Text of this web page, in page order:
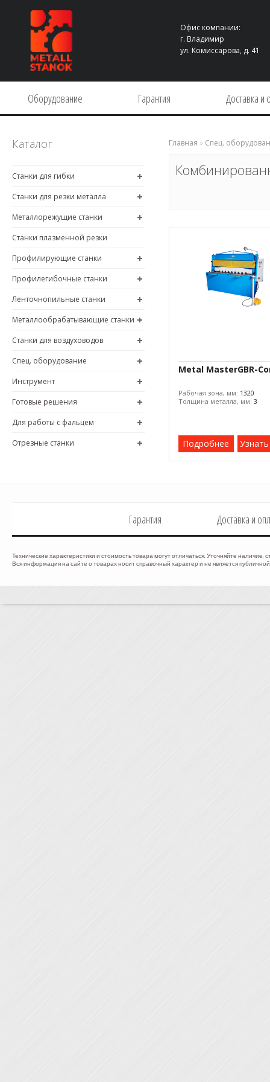
Офис компании:
г. Владимир
ул. Комиссарова, д. 41
Оборудование Гарантия Доставка и
Каталог
Станки для гибки
Станки для резки металла
Металлорежущие станки
Станки плазменной резки
Профилирующие станки
Профилегибочные станки
Ленточнопильные станки
Металлообрабатывающие станки
Станки для воздуховодов
Спец. оборудование
Инструмент
Готовые решения
Для работы с фальцем
Отрезные станки
Главная » Спец.
Metal MasterGBR-
Рабочая зона, мм: 1320
Толщина металла, мм: 3
Подробнее
Гарантия Доставка и
Технические характеристики и стоимость товара могут отличаться. Уточняйте наличие,
Вся информация на сайте о товарах носит справочный характер и не является